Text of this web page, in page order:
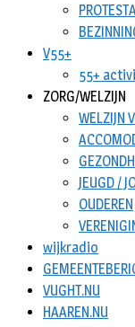
V55+
55+
ZORG/WELZIJN
WELZIJN
JEUGD /
OUDEREN
wijkradio
VUGHT.NU
HAAREN.NU